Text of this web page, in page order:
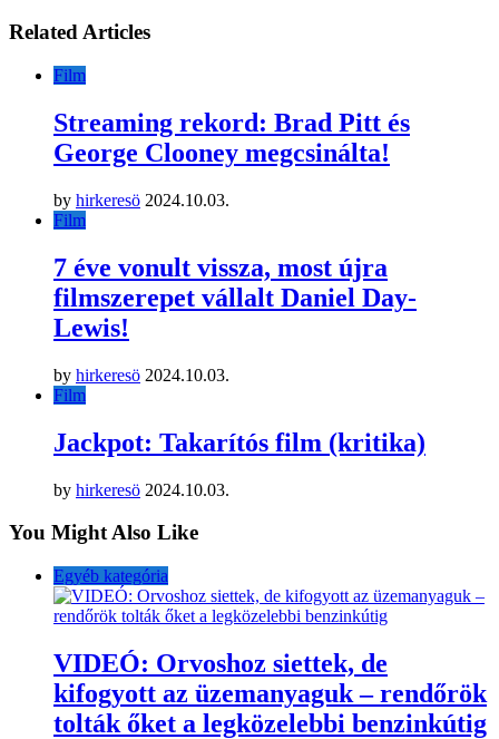
Related Articles
Film
Streaming rekord: Brad Pitt és
George Clooney megcsinálta!
by hirkeresö 2024.10.03.
Film
7 éve vonult vissza, most újra
filmszerepet vállalt Daniel Day-
Lewis!
by hirkeresö 2024.10.03.
Film
Jackpot: Takarítós film (kritika)
by hirkeresö 2024.10.03.
You Might Also Like
Egyéb kategória
VIDEÓ: Orvoshoz siettek, de
kifogyott az üzemanyaguk – rendőrök
tolták őket a legközelebbi benzinkútig